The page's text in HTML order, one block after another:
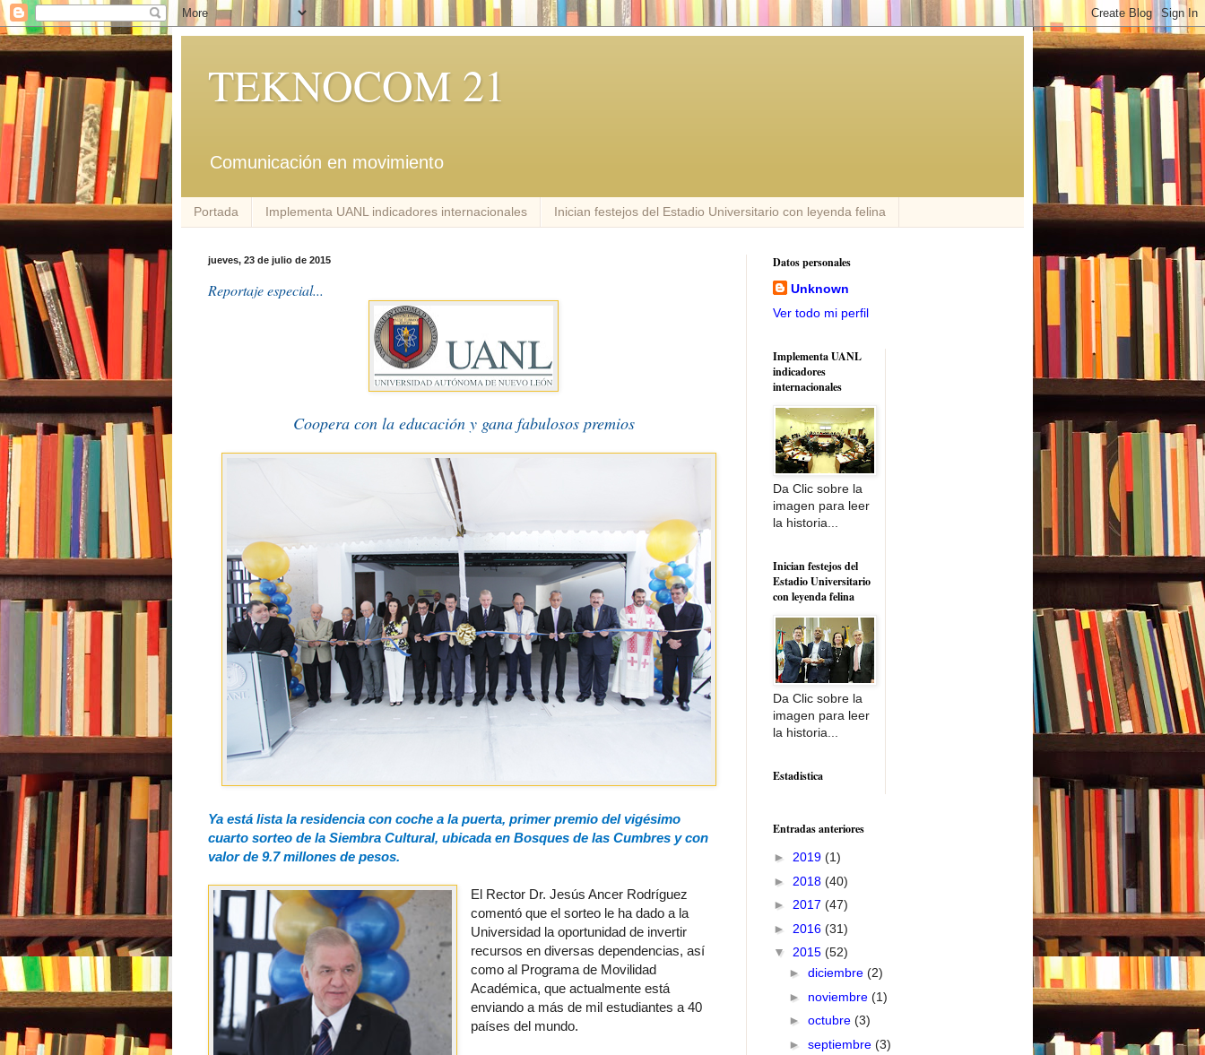
TEKNOCOM 21
Comunicación en movimiento
Portada Implementa UANL indicadores internacionales Inician festejos del Estadio Universitario con leyenda felina
jueves, 23 de julio de 2015
Reportaje especial...
Coopera con la educación y gana fabulosos premios
Ya está lista la residencia con coche a la puerta, primer premio del vigésimo
cuarto sorteo de la Siembra Cultural, ubicada en Bosques de las Cumbres y con
valor de 9.7 millones de pesos.
El Rector Dr. Jesús Ancer Rodríguez
comentó que el sorteo le ha dado a la
Universidad la oportunidad de invertir
recursos en diversas dependencias, así
como al Programa de Movilidad
Académica, que actualmente está
enviando a más de mil estudiantes a 40
países del mundo.
Datos personales
Unknown
Ver todo mi perfil
Implementa UANL
indicadores
internacionales
Da Clic sobre la
imagen para leer
la historia...
Inician festejos del
Estadio Universitario
con leyenda felina
Da Clic sobre la
imagen para leer
la historia...
Estadistica
Entradas anteriores
► 2019 (1)
► 2018 (40)
► 2017 (47)
► 2016 (31)
▼ 2015 (52)
► diciembre (2)
► noviembre (1)
► octubre (3)
► septiembre (3)